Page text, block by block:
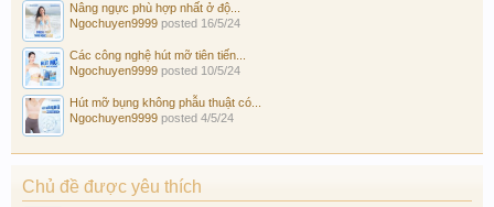
Nâng ngực phù hợp nhất ở độ...
Ngochuyen9999 posted 16/5/24
Các công nghệ hút mỡ tiên tiến...
Ngochuyen9999 posted 10/5/24
Hút mỡ bụng không phẫu thuật có...
Ngochuyen9999 posted 4/5/24
Chủ đề được yêu thích